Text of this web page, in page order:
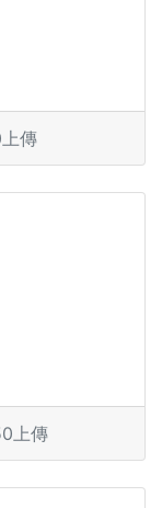
傳
上傳